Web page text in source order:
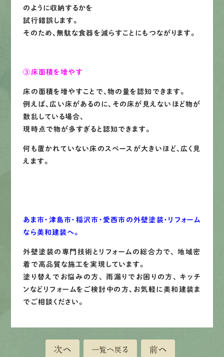
のように収納するかを
試行錯誤します。
そのため、無駄な食器を減らすことにもつながります。
③床面積を増やす
床の面積を増やすことで、物の量を認知できます。
例えば、広い床があるのに、その床が見えないほど物が
散乱している場合、
現時点で物が多すぎると認知できます。
何も置かれていない床のスペースが大きいほど、広く見
えます。
あま市・津島市・稲沢市・愛西市の外壁塗装・リフォーム
なら美和建装へ。
外壁塗装の専門技術とリフォームの総合力で、 地域密
着で高品質な施工を実現しています。
塗り替えでお悩みの方、 雨漏りでお困りの方、 キッチ
ンなどリフォームをご検討中の方、お気軽に美和建装ま
でご相談ください。
次へ 一覧へ戻る 前へ